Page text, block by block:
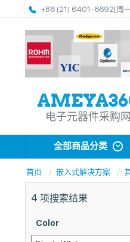
+86 (21) 6401-6692[周
电子元器件采购网
全部商品分类
首页 嵌入式解决方案
4 项搜索结果
Color